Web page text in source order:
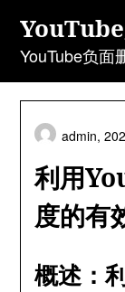
content
YouTube负面
利用
度的有
admin,
概述：